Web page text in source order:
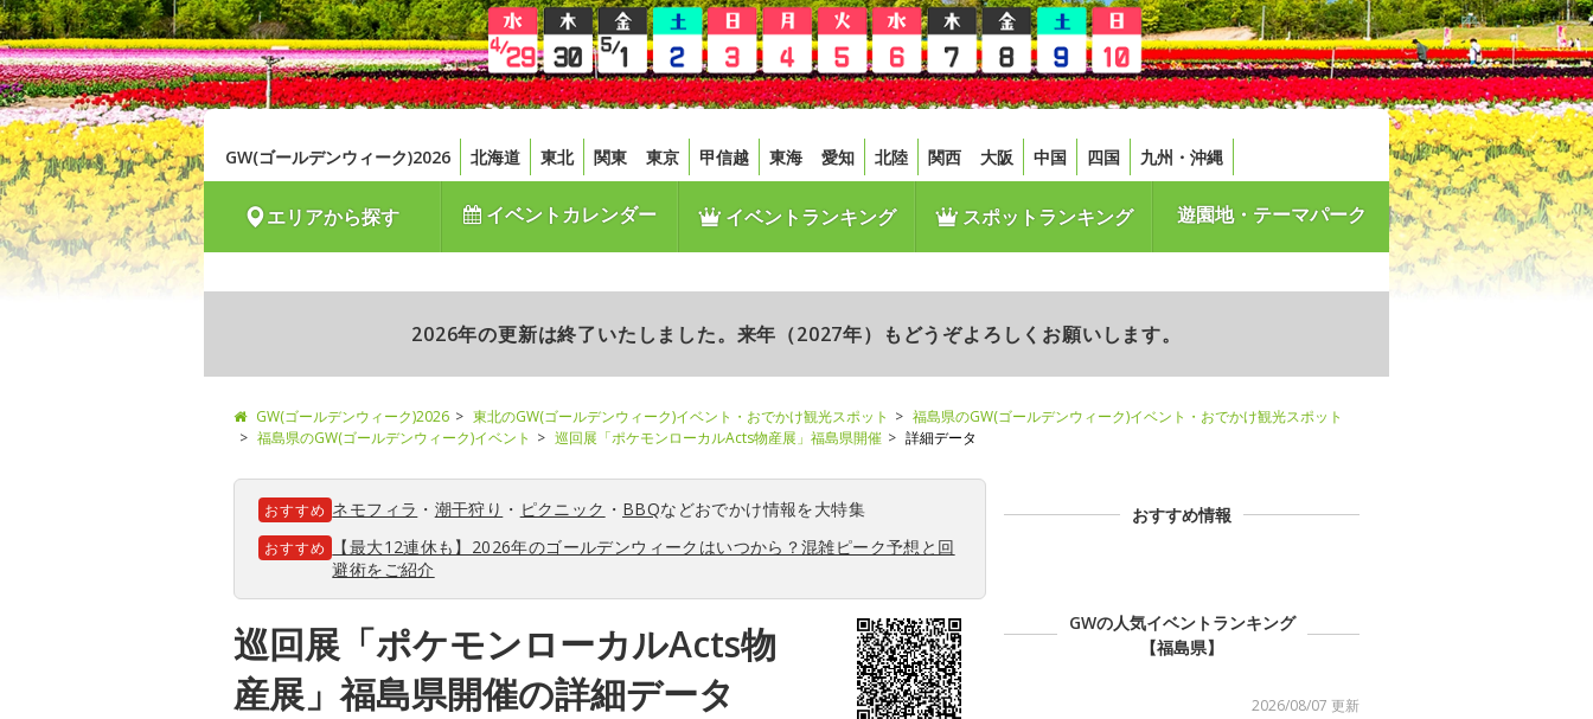
GW(ゴールデンウィーク)2026 北海道 東北 関東 東京 甲信越 東海 愛知 北陸 関西 大阪 中国 四国 九州・沖縄
エリアから探す イベントカレンダー イベントランキング スポットランキング 遊園地・テーマパーク
2026年の更新は終了いたしました。来年（2027年）もどうぞよろしくお願いします。
GW(ゴールデンウィーク)2026 東北のGW(ゴールデンウィーク)イベント・おでかけ観光スポット
福島県のGW(ゴールデンウィーク)イベント・おでかけ観光スポット
福島県のGW(ゴールデンウィーク)イベント
巡回展「ポケモンローカルActs物産展」福島県開催 詳細データ
おすすめ ネモフィラ ・ 潮干狩り ・ ピクニック ・ BBQなどおでかけ情報を大特集
おすすめ
【最大12連休も】2026年のゴールデンウィークはいつから？混雑ピーク予想と回
避術をご紹介
巡回展「ポケモンローカルActs物
産展」福島県開催の詳細データ
おすすめ情報
GWの人気イベントランキング
【福島県】
2026/08/07 更新